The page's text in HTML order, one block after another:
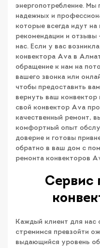
энергопотребление. Мы
надежных и
которые всегда идут
рекомендации и отзывы
нас. Если у вас
конвектора Ava в
обращение к нам на
вашего звонка или
чтобы предоставить
вернуть ваш конвектор
свой конвектор Ava
качественный ремонт,
комфортный опыт
доверие и готовы
обратно в ваш дом с
ремонта конвекторов
Сервис
Каждый клиент для нас
стремимся превзойти
выдающийся уровень